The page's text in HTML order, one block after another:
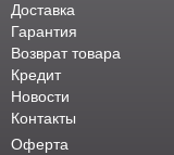
Доставка
Гарантия
Возврат товара
Кредит
Новости
Контакты
Оферта